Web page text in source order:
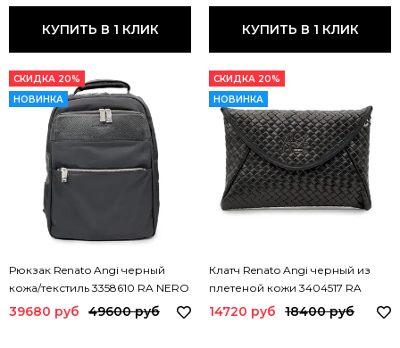
КУПИТЬ В 1 КЛИК КУПИТЬ В 1 КЛИК
СКИДКА 20%
НОВИНКА
Рюкзак Renato Angi черный
кожа/текстиль 3358610 RA NERO
39680 руб 49600 руб
СКИДКА 20%
НОВИНКА
Клатч Renato Angi черный из
плетеной кожи 3404517 RA
NERO
14720 руб 18400 руб